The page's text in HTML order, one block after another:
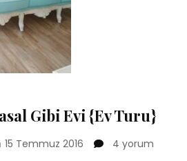
Gibi Evi {Ev Turu}
15 Temmuz 2016
Aslı
4 yorum